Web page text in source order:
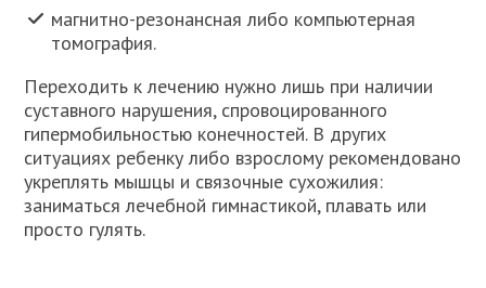
магнитно-резонансная либо компьютерная
томография.
Переходить к лечению нужно лишь при наличии
суставного нарушения, спровоцированного
гипермобильностью конечностей. В других
ситуациях ребенку либо взрослому рекомендовано
укреплять мышцы и связочные сухожилия:
заниматься лечебной гимнастикой, плавать или
просто гулять.